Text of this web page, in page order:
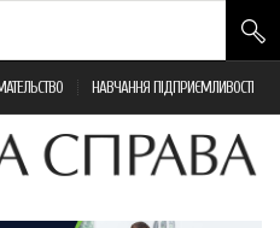
НАВЧАННЯ ПІДПРИЄМЛИВОСТІ